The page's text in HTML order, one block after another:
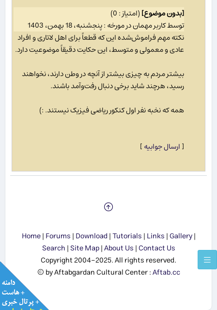
[بدون موضوع](امتیاز : 0)
توسط کاربر مهمان در مورخه : پنجشنبه، 18 بهمن، 1403
نکته مهم فراموش‌شده این که قطعاً برای اهل لاتاری و افراد
عادی و معمولی و متوسط، این حکایت دقیقاً موضوعیت دارد.
بیشتر مردم به چیزی بیشتر از آنچه در وطن دارند، نخواهند
رسید، هرچند شاید برخی دنبال رفت‌وآمد باشند.
همه که نخبه نفر اول کنکور ریاضی فیزیک نیستند. :)
[ارسال جوابیه]
Home|Forums|Download|Tutorials|Links|Gallery|
Search|Site Map|About Us|Contact Us
Copyright 2004-2025. All rights reserved.
© by Aftabgardan Cultural Center :Aftab.cc